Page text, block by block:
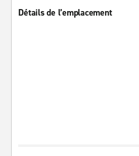
Détails de l’emplacement